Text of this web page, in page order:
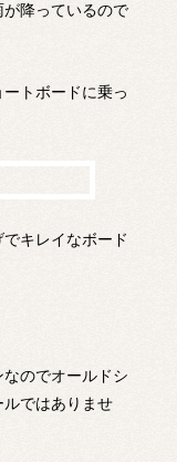
降っているので
トボードに乗っ
キレイなボード
のでオールドシ
ではありませ